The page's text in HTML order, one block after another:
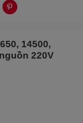
14500,
220V